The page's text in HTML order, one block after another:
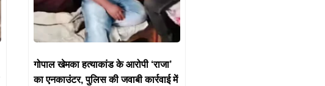
गोपाल खेमका हत्याकांड के आरोपी ‘राजा’
का एनकाउंटर, पुलिस की जवाबी कार्रवाई में